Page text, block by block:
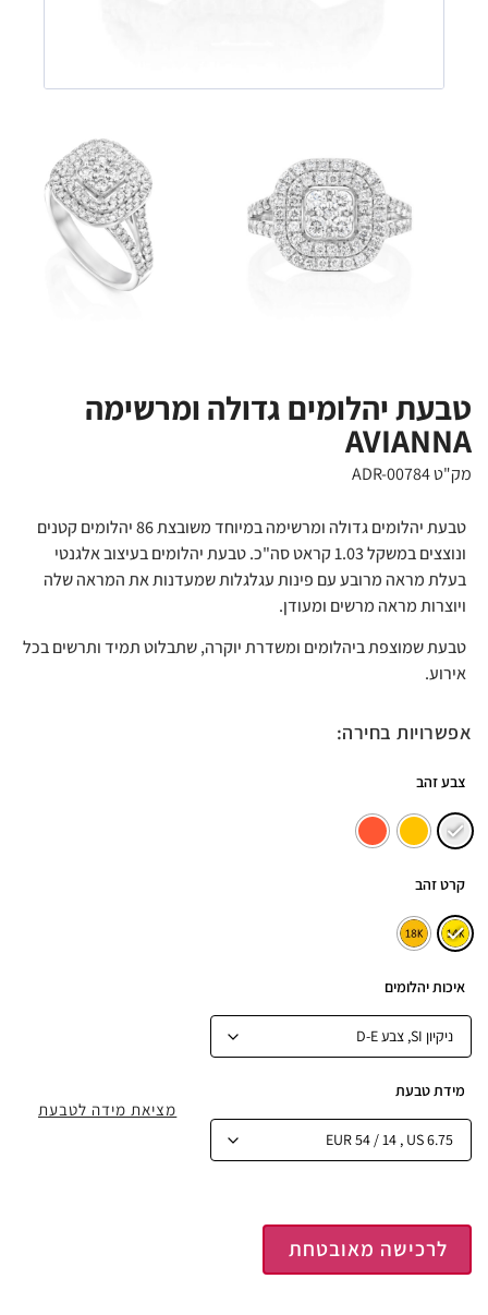
טבעת יהלומים גדולה ומרשימה
AVIANNA
מק"ט ADR-00784
טבעת יהלומים גדולה ומרשימה במיוחד משובצת 86 יהלומים קטנים
ונוצצים במשקל 1.03 קראט סה"כ. טבעת יהלומים בעיצוב אלגנטי
בעלת מראה מרובע עם פינות עגלגלות שמעדנות את המראה שלה
ויוצרות מראה מרשים ומעודן.
טבעת שמוצפת ביהלומים ומשדרת יוקרה, שתבלוט תמיד ותרשים בכל
אירוע.
אפשרויות בחירה:
צבע זהב
קרט זהב
איכות יהלומים
מידת טבעת
לרכישה מאובטחת
מציאת מידה לטבעת